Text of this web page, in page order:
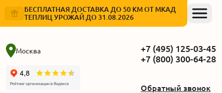
БЕСПЛАТНАЯ ДОСТАВКА ДО 50 КМ ОТ МКАД
ТЕПЛИЦ УРОЖАЙ ДО 31.08.2026
Москва
+7 (495) 125-03-45
+7 (800) 300-64-28
Обратный звонок